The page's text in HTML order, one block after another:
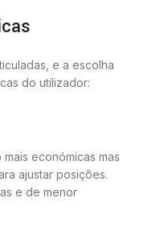
e a escolha
do utilizador:
económicas mas
ajustar posições.
e de menor